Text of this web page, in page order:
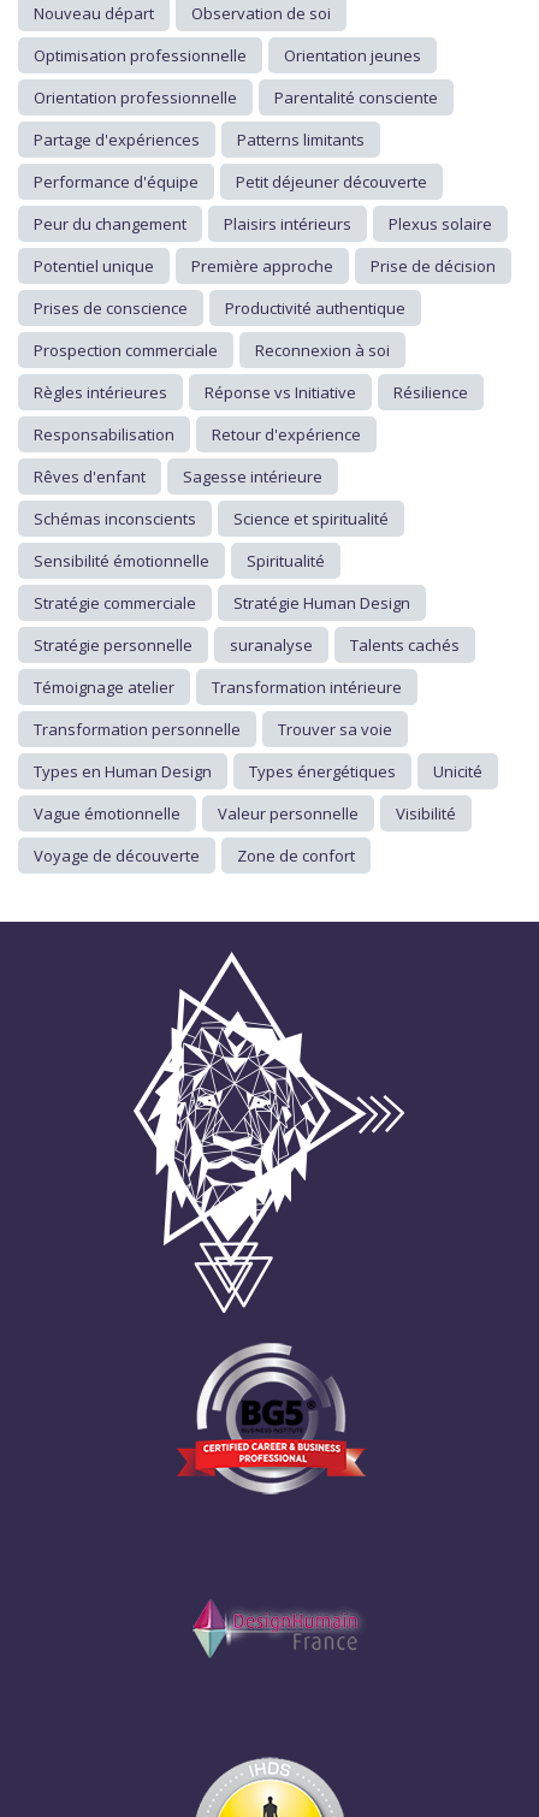
Nouveau départ
Observation de soi
Optimisation professionnelle
Orientation jeunes
Orientation professionnelle
Parentalité consciente
Partage d'expériences
Patterns limitants
Performance d'équipe
Petit déjeuner découverte
Peur du changement
Plaisirs intérieurs
Plexus solaire
Potentiel unique
Première approche
Prise de décision
Prises de conscience
Productivité authentique
Prospection commerciale
Reconnexion à soi
Règles intérieures
Réponse vs Initiative
Résilience
Responsabilisation
Retour d'expérience
Rêves d'enfant
Sagesse intérieure
Schémas inconscients
Science et spiritualité
Sensibilité émotionnelle
Spiritualité
Stratégie commerciale
Stratégie Human Design
Stratégie personnelle
suranalyse
Talents cachés
Témoignage atelier
Transformation intérieure
Transformation personnelle
Trouver sa voie
Types en Human Design
Types énergétiques
Unicité
Vague émotionnelle
Valeur personnelle
Visibilité
Voyage de découverte
Zone de confort